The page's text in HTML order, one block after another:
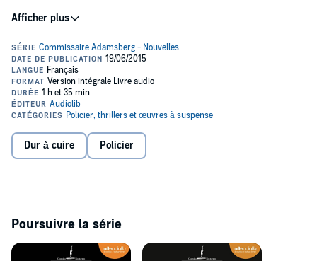
Cette nouvelle est extraite du recueil
disponible en version intégrale chez Audible.fr.©2015 Audiolib
Dur à cuire Policier
Poursuivre la série